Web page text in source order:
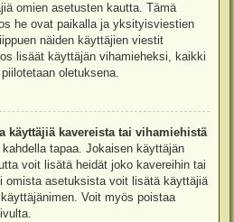
omien asetusten kautta. Tämä
he ovat paikalla ja yksityisviestien
näiden käyttäjien viestit
lisäät käyttäjän vihamieheksi, kaikki
oletuksena.
käyttäjiä kavereista tai vihamiehistä
tapaa. Jokaisen käyttäjän
voit lisätä heidät joko kavereihin tai
omista asetuksista voit lisätä käyttäjiä
Voit myös poistaa